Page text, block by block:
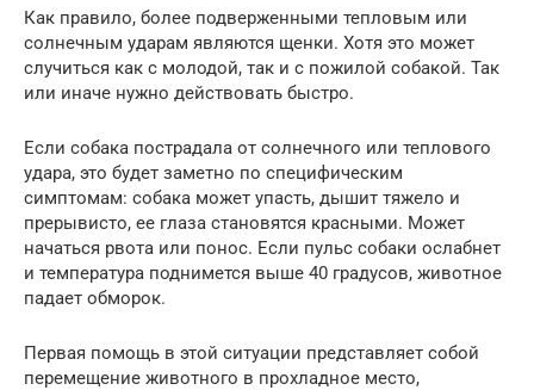
Как правило, более подверженными тепловым или
солнечным ударам являются щенки. Хотя это может
случиться как с молодой, так и с пожилой собакой. Так
или иначе нужно действовать быстро.
Если собака пострадала от солнечного или теплового
удара, это будет заметно по специфическим
симптомам: собака может упасть, дышит тяжело и
прерывисто, ее глаза становятся красными. Может
начаться рвота или понос. Если пульс собаки ослабнет
и температура поднимется выше 40 градусов, животное
падает обморок.
Первая помощь в этой ситуации представляет собой
перемещение животного в прохладное место,